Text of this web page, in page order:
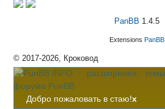
PanBB 1.4.5
Extensions PanBB
© 2017-2026, Кроковод
Добро пожаловать в стаю!x